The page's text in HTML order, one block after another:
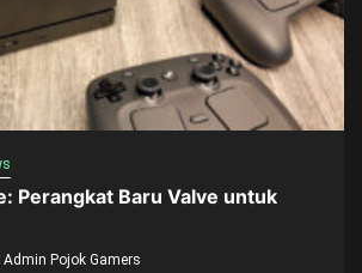
Perangkat Baru Valve untuk
Admin Pojok Gamers